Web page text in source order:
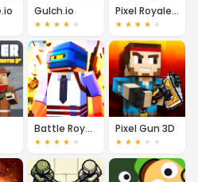
Gulch.io
★ ★ ★ ★ ★
Pixel Royale Apocalypse
★ ★ ★ ★ ★
Battle Royale
★ ★ ★ ★ ★
Pixel Gun 3D
★ ★ ★ ★ ★